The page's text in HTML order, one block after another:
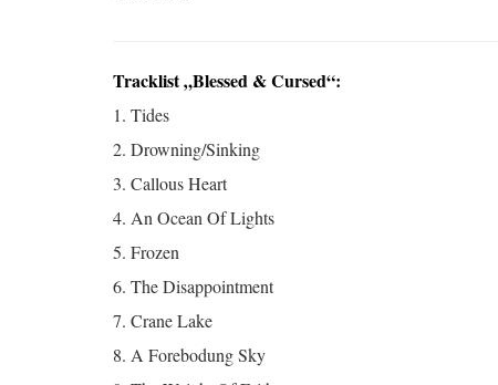
Tracklist „Blessed & Cursed“:
1. Tides
2. Drowning/Sinking
3. Callous Heart
4. An Ocean Of Lights
5. Frozen
6. The Disappointment
7. Crane Lake
8. A Forebodung Sky